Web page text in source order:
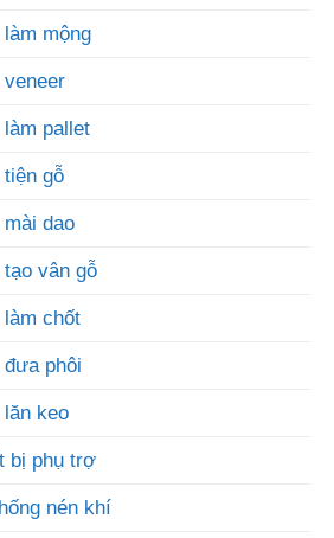
làm mộng
veneer
làm pallet
tiện gỗ
mài dao
tạo vân gỗ
làm chốt
đưa phôi
lăn keo
bị phụ trợ
nén khí